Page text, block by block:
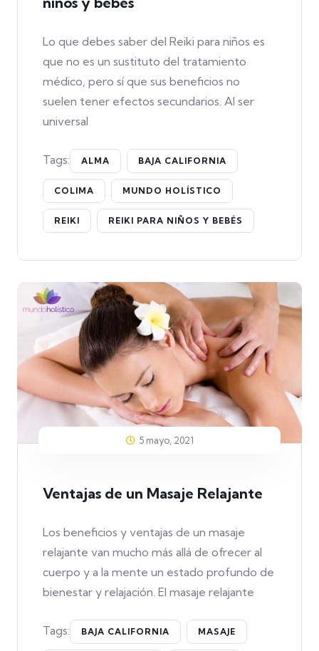
Lo que debes saber del Reiki para niños es
que no es un sustituto del tratamiento
médico, pero sí que sus beneficios no
suelen tener efectos secundarios. Al ser
universal
Tags: ALMA BAJA CALIFORNIA
COLIMA MUNDO HOLÍSTICO
REIKI REIKI PARA NIÑOS Y BEBÉS
5 mayo, 2021
Ventajas de un Masaje Relajante
Los beneficios y ventajas de un masaje
relajante van mucho más allá de ofrecer al
cuerpo y a la mente un estado profundo de
bienestar y relajación. El masaje relajante
Tags: BAJA CALIFORNIA MASAJE